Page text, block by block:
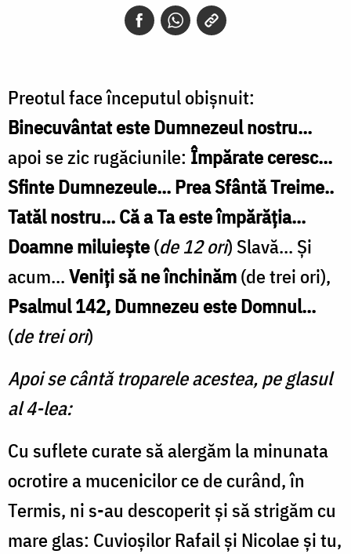
Preotul face începutul obișnuit:
Binecuvântat este Dumnezeul nostru...
apoi se zic rugăciunile: Împărate ceresc...
Sfinte Dumnezeule... Prea Sfântă Treime..
Tatăl nostru... Că a Ta este împărăția...
Doamne miluiește(de 12 ori) Slavă... Și
acum...Veniți să ne închinăm(de trei ori),
Psalmul 142, Dumnezeu este Domnul...
(de trei ori)
Apoi se cântă troparele acestea, pe glasul
al 4-lea:
Cu suflete curate să alergăm la minunata
ocrotire a mucenicilor ce de curând, în
Termis, ni s-au descoperit și să strigăm cu
mare glas: Cuvioșilor Rafail și Nicolae și tu,